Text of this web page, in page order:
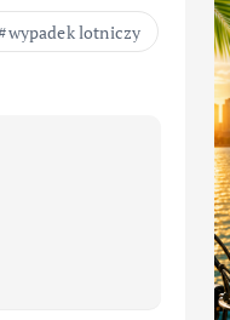
wypadek lotniczy